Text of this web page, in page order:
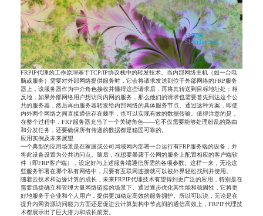
FRPIP代理的工作原理基于TCP/IP协议栈中的转发技术。当内部网络主机（如一台电
脑或服务）需要对外部网络提供服务时，它会将请求发送到位于外部网络的FRP服务
器上，该服务器作为中介角色接收并懂得这些请求后，再将其转送到目标地址处；相
反地，如果外部网络用户想访问内网的服务，那么他们的请求也需要首先到达这个公
共的服务器，然后再由服务器转发给内部网络的具体服务节点。通过这种方案，即使
内外两个网络之间直接通信存在棘手，也可以实现有效的数据传输。值得注意的是，
在整个过程中，FRP服务器充当了一个关键角色——它不仅需要能够处理纷乱的路由
和分发任务，还要确保所有传递的数据都是稳固可靠的。
应用实例及未来展望
一个典型的应用场景是在家庭或公司局域网内部署一台运行有FRP服务端的设备，并
将此设备设置为公共访问点。随后，在想要暴露于公网的服务上配置相应的客户端软
件（即FRP客户端），设定好与上述服务端通信所需的各项参数。这样一来，无论这
些服务部署在哪个私有网络中，只要有互联网连接就可以被外界轻松找到并使用。
随着云技术和边缘计算的成长，未来FRPIP代理技术有望得到更广泛的应用，特别是在
需要迅捷确立和管理大量网络链接的场景下。通过逐步优化其性能和稳固性，它将更
好地服务于企业和个人用户，提供更加稳定高效的服务拥护。所以可以说，无论是在
提升内网资源访问能力方面还是促进云计算架构中节点间的通信高效上，FRPIP代理技
术都展示出了巨大潜力和成长前景。